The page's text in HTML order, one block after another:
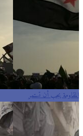
المقاومة يجب أن تستمر